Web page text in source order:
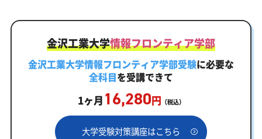
金沢工業大学情報フロンティア学部
金沢工業大学情報フロンティア学部受験に必要な
全科目を受講できて
1ヶ月 16,280円 （税込）
大学受験対策講座はこちら